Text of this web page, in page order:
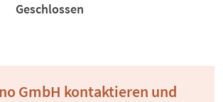
Geschlossen
GmbH kontaktieren und